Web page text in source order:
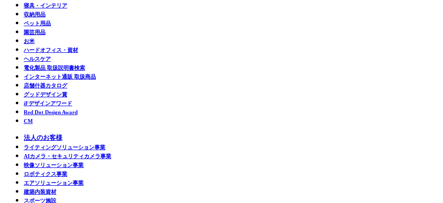
寝具・インテリア
収納用品
ペット用品
園芸用品
お米
ハードオフィス・資材
ヘルスケア
電化製品 取扱説明書検索
インターネット通販 取扱商品
店舗什器カタログ
グッドデザイン賞
iFデザインアワード
Red Dot Design Award
CM
法人のお客様
ライティングソリューション事業
AIカメラ・セキュリティカメラ事業
映像ソリューション事業
ロボティクス事業
エアソリューション事業
建築内装資材
スポーツ施設